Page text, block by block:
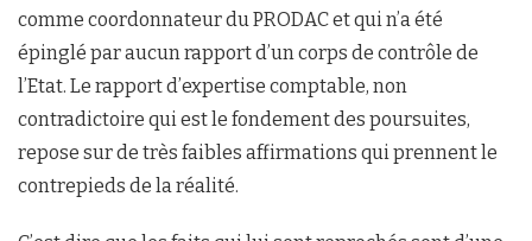
comme coordonnateur du PRODAC et qui n’a été
épinglé par aucun rapport d’un corps de contrôle de
l’Etat. Le rapport d’expertise comptable, non
contradictoire qui est le fondement des poursuites,
repose sur de très faibles affirmations qui prennent le
contrepieds de la réalité.